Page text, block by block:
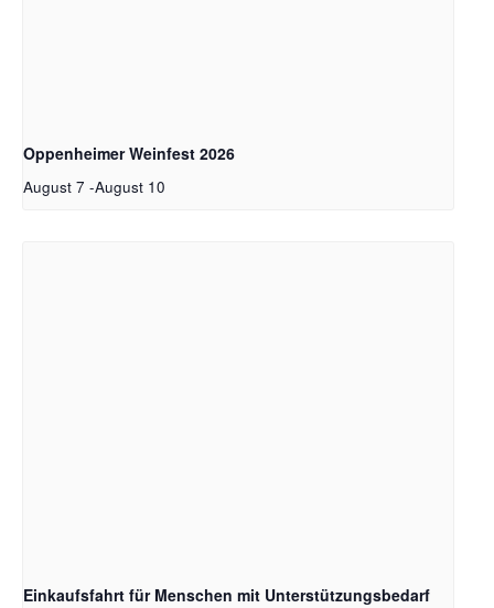
Oppenheimer Weinfest 2026
August 7 -August 10
Einkaufsfahrt für Menschen mit Unterstützungsbedarf